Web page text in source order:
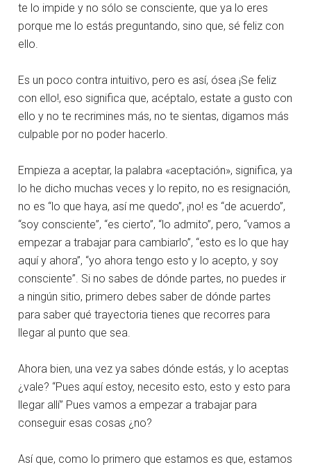
te lo impide y no sólo se consciente, que ya lo eres
porque me lo estás preguntando, sino que, sé feliz con
ello.
Es un poco contra intuitivo, pero es así, ósea ¡Se feliz
con ello!, eso significa que, acéptalo, estate a gusto con
ello y no te recrimines más, no te sientas, digamos más
culpable por no poder hacerlo.
Empieza a aceptar, la palabra «aceptación», significa, ya
lo he dicho muchas veces y lo repito, no es resignación,
no es “lo que haya, así me quedo”, ¡no! es “de acuerdo”,
“soy consciente”, “es cierto”, “lo admito”, pero, “vamos a
empezar a trabajar para cambiarlo”, “esto es lo que hay
aquí y ahora”, “yo ahora tengo esto y lo acepto, y soy
consciente”. Si no sabes de dónde partes, no puedes ir
a ningún sitio, primero debes saber de dónde partes
para saber qué trayectoria tienes que recorres para
llegar al punto que sea.
Ahora bien, una vez ya sabes dónde estás, y lo aceptas
¿vale? “Pues aquí estoy, necesito esto, esto y esto para
llegar allí” Pues vamos a empezar a trabajar para
conseguir esas cosas ¿no?
Así que, como lo primero que estamos es que, estamos